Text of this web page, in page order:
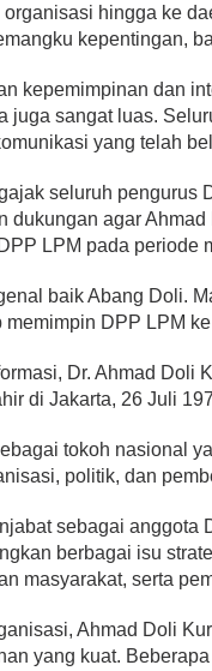
hingga ke
kepentingan,
kepemimpinan dan
juga sangat luas.
yang telah
seluruh pengurus
dukungan agar
LPM pada periode
baik Abang Doli.
memimpin DPP LPM
Dr. Ahmad Doli
di Jakarta, 26 Juli
tokoh nasional
politik, dan
sebagai anggota
berbagai isu
masyarakat, serta
Ahmad Doli
yang kuat.